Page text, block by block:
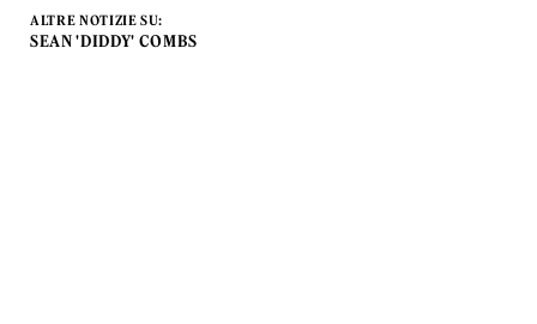
ALTRE NOTIZIE SU:
SEAN 'DIDDY' COMBS